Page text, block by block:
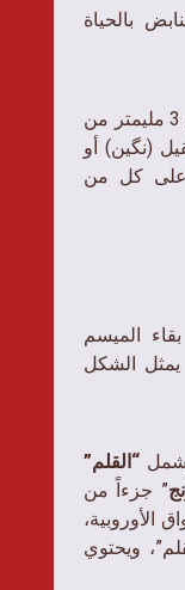
الميسم
يمثل الشكل
“القلم”
” جزءاً من
الأوروبية،
ويحتوي
بالحياة
يتضمن هذا النوع الميسم الأحمر مع 1 إلى 3 مليمتر من
(نگین) أو
على كل من